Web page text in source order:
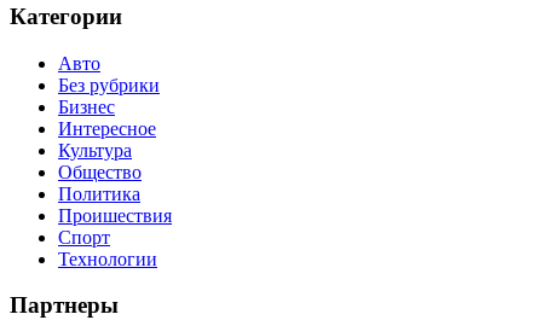
Категории
Авто
Без рубрики
Бизнес
Интересное
Культура
Общество
Политика
Проишествия
Спорт
Технологии
Партнеры